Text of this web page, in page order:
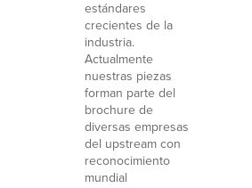
estándares
crecientes de la
industria.
Actualmente
nuestras piezas
forman parte del
brochure de
diversas empresas
del upstream con
reconocimiento
mundial